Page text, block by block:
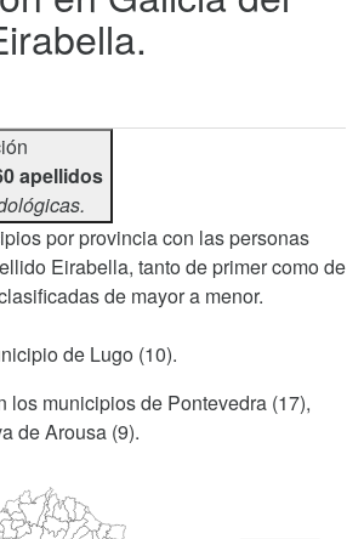
apellidos
por provincia con las personas
Eirabella, tanto de primer como de
de mayor a menor.
de Lugo (10).
los municipios de Pontevedra (17),
de Arousa (9).